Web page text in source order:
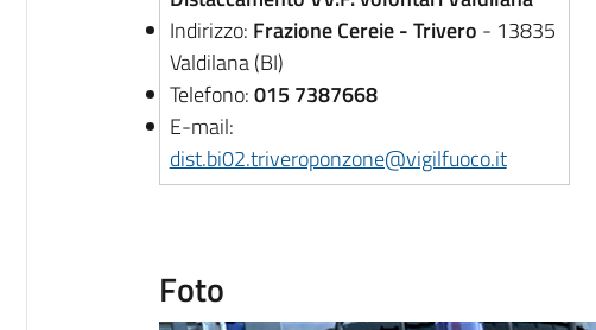
Indirizzo: Frazione Cereie - Trivero - 13835
Valdilana (BI)
Telefono:015 7387668
E-mail:
dist.bi02.triveroponzone@vigilfuoco.it
Foto